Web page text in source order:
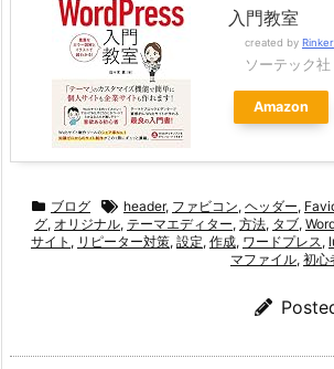
入門教室
created by Rinker
ソーテック社
Amazon
ブログ header, ファビコン, ヘッダー,
グ, オリジナル, テーマエディター, 方法, タブ,
サイト , リピーター対策, 設定, 作成, ワードプレス,
マファイル, 初心